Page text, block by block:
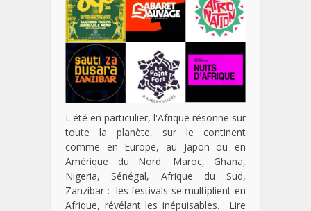
L'été en particulier, l'Afrique résonne sur
toute la planète, sur le continent
comme en Europe, au Japon ou en
Amérique du Nord. Maroc, Ghana,
Nigeria, Sénégal, Afrique du Sud,
Zanzibar : les festivals se multiplient en
Afrique, révélant les inépuisables… Lire